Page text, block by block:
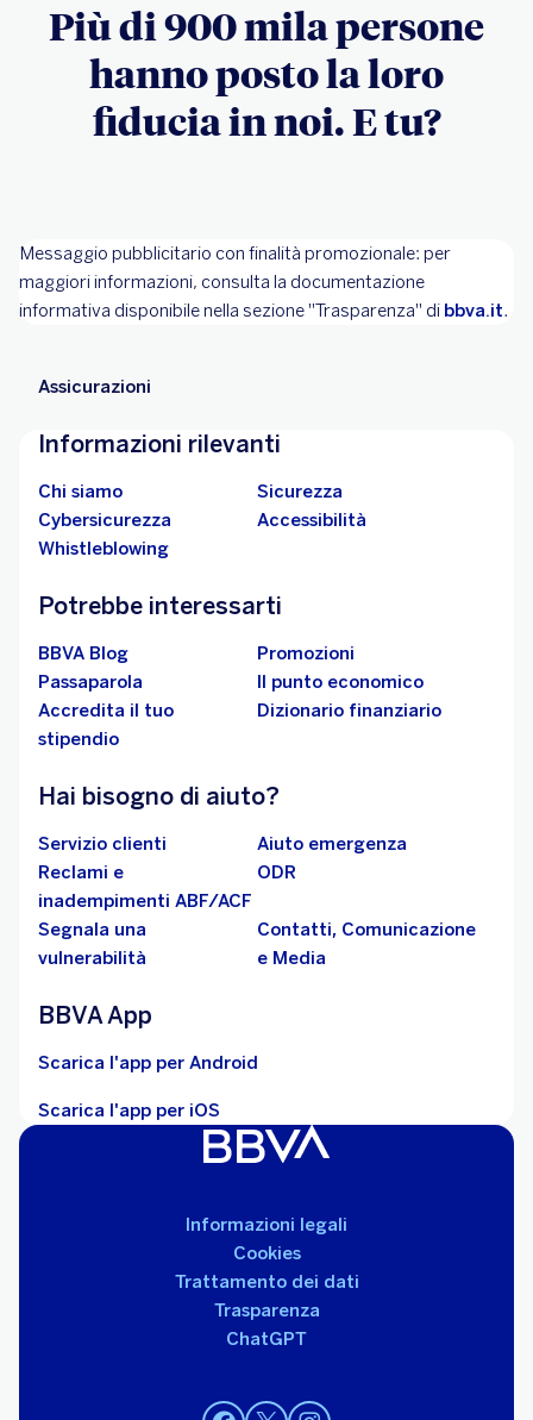
Più di 900 mila persone
hanno posto la loro
fiducia in noi. E tu?
Messaggio pubblicitario con finalità promozionale: per
maggiori informazioni, consulta la documentazione
informativa disponibile nella sezione "Trasparenza" di bbva.it.
Assicurazioni
Informazioni rilevanti
Chi siamo
Sicurezza
Cybersicurezza
Accessibilità
Whistleblowing
Potrebbe interessarti
BBVA Blog
Promozioni
Passaparola
Il punto economico
Accredita il tuo
stipendio
Dizionario finanziario
Hai bisogno di aiuto?
Servizio clienti
Aiuto emergenza
Reclami e
inadempimenti ABF/ACF
ODR
Segnala una
vulnerabilità
Contatti, Comunicazione
e Media
BBVA App
Scarica l'app per Android
Scarica l'app per iOS
Informazioni legali
Cookies
Trattamento dei dati
Trasparenza
ChatGPT